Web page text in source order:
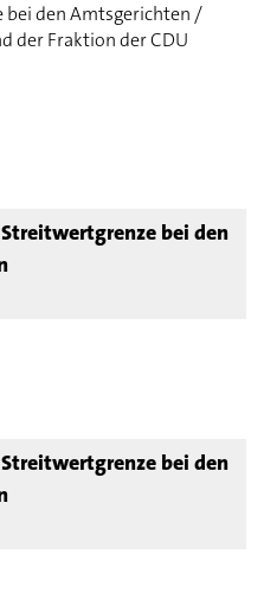
bei den Amtsgerichten /
der Fraktion der CDU
bei den
bei den